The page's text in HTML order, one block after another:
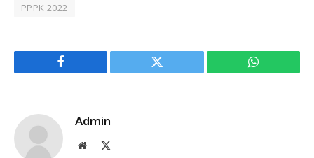
PPPK 2022
Facebook Twitter WhatsApp
Admin
Website